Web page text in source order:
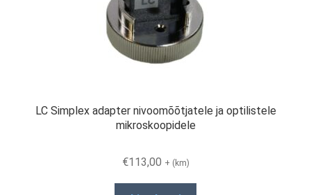
LC Simplex adapter nivoomõõtjatele ja optilistele
mikroskoopidele
€113,00 + (km)